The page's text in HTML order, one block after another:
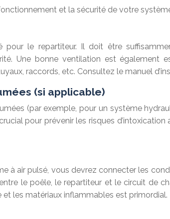
et la sécurité de votre
le repartiteur. Il doit être
Une bonne ventilation est également
raccords, etc. Consultez le manuel
(si applicable)
(par exemple, pour un système
pour prévenir les risques
à air pulsé, vous devrez connecter les
le poêle, le repartiteur et le circuit de
les matériaux inflammables est primordial.